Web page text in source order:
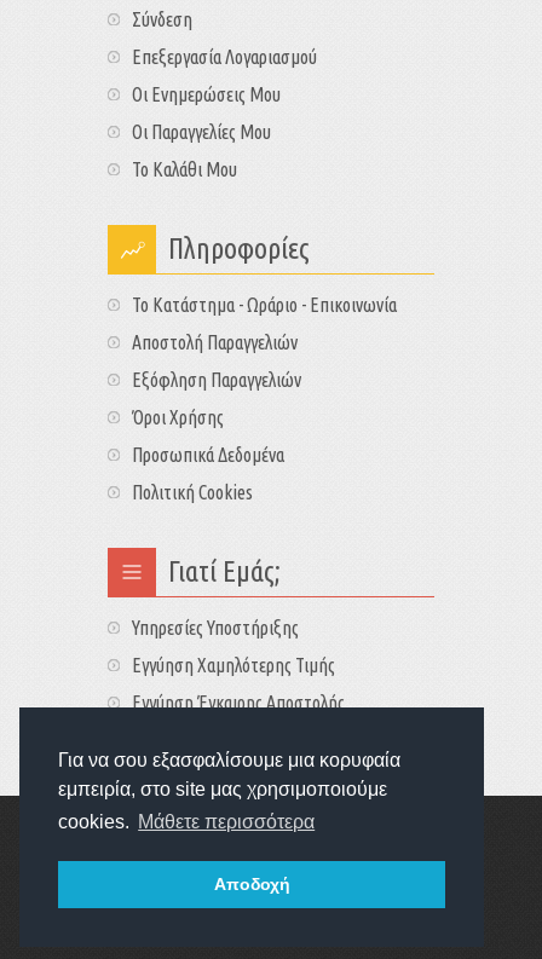
Για να σου εξασφαλίσουμε μια κορυφαία
εμπειρία, στο site μας χρησιμοποιούμε
cookies. Μάθετε περισσότερα
Αποδοχή
Σύνδεση
Επεξεργασία Λογαριασμού
Οι Ενημερώσεις Μου
Οι Παραγγελίες Μου
Το Καλάθι Μου
Πληροφορίες
Το Κατάστημα - Ωράριο - Επικοινωνία
Αποστολή Παραγγελιών
Εξόφληση Παραγγελιών
Όροι Χρήσης
Προσωπικά Δεδομένα
Πολιτική Cookies
Γιατί Εμάς;
Υπηρεσίες Υποστήριξης
Εγγύηση Χαμηλότερης Τιμής
Εγγύηση Έγκαιρης Αποστολής
Copyright © 2022GameExplorers
Οι τιμές περιλαμβάνουν ΦΠΑ 24%